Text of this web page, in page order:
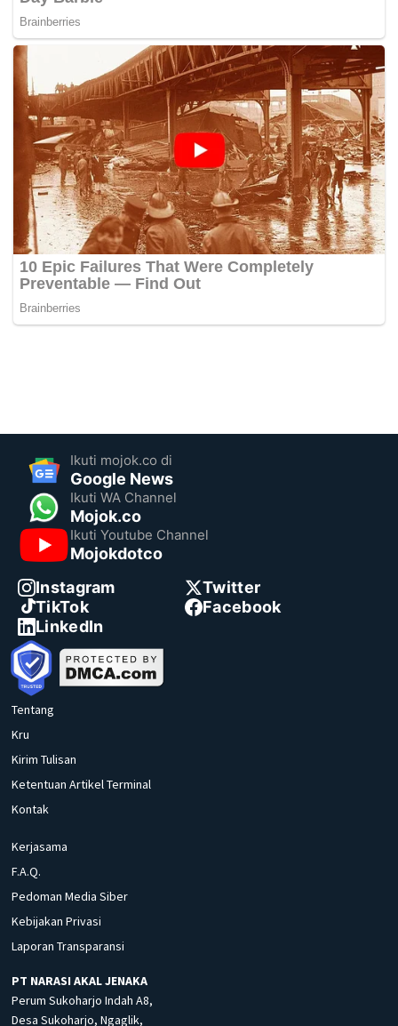
Ikuti mojok.co di
Google News
Ikuti WA Channel
Mojok.co
Ikuti Youtube Channel
Mojokdotco
Instagram
Twitter
TikTok
Facebook
LinkedIn
Tentang
Kru
Kirim Tulisan
Ketentuan Artikel Terminal
Kontak
Kerjasama
F.A.Q.
Pedoman Media Siber
Kebijakan Privasi
Laporan Transparansi
PT NARASI AKAL JENAKA
Perum Sukoharjo Indah A8,
Desa Sukoharjo, Ngaglik,